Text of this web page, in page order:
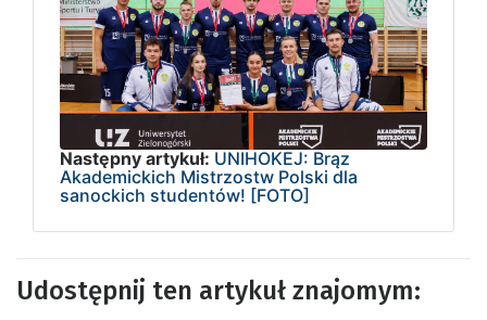
Następny artykuł: UNIHOKEJ: Brąz
Akademickich Mistrzostw Polski dla
sanockich studentów! [FOTO]
Udostępnij ten artykuł znajomym: